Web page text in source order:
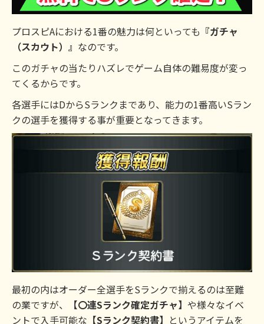
プロスピAにおける1番の魅力は何といっても 『ガチャ
（スカウト）』 なのです。
このガチャの当たりハズレでゲーム自体の難易度が変っ
てくるからです。
各選手にはDからSランクまであり、能力の1番高いSラン
クの選手を獲得する事が重要となってきます。
最初の内はオーダー全選手をSランクで揃えるのは至難
の業ですが、
【〇連Sランク確定ガチャ】 や様々なイベ
ントで入手可能な 【Sランク契約書】 というアイテムを